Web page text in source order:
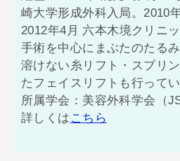
崎大学形成外科入局。2010
2012年4月 六本木境クリニ
手術を中心にまぶたのたる
溶けない糸リフト・スプリ
たフェイスリフトも行ってい
所属学会：美容外科学会（
詳しくは こちら